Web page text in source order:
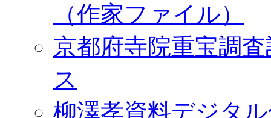
（作家ファイル）
京都府寺院重宝調
ス
柳澤孝資料デジタ